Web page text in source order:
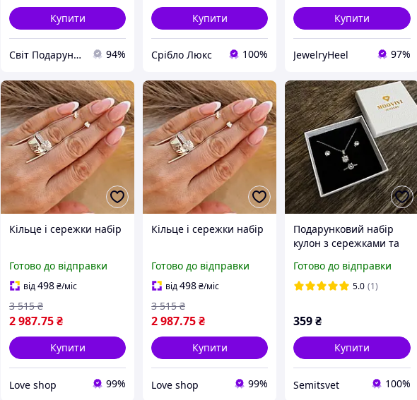
Купити
Світ Подарунків 94%
Купити
Срібло Люкс 100%
Купити
JewelryHeel 97%
Кільце і сережки набір
Готово до відправки
від498₴/міс
2 987.75₴
3 515 ₴
Купити
Love shop 99%
Кільце і сережки набір
Готово до відправки
від498₴/міс
2 987.75₴
3 515 ₴
Купити
Love shop 99%
Подарунковий набір
кулон з сережками та
впевненості"
Готово до відправки
5.0 (1)
359₴
Купити
Semitsvet 100%